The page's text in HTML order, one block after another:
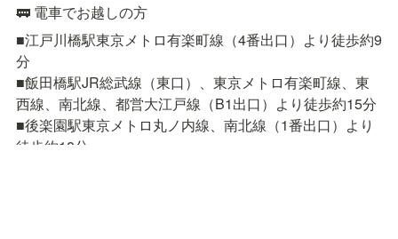
🚃 電車でお越しの方
■江戸川橋駅東京メトロ有楽町線（4番出口）より徒歩約9
分
■飯田橋駅JR総武線（東口）、東京メトロ有楽町線、東
西線、南北線、都営大江戸線（B1出口）より徒歩約15分
■後楽園駅東京メトロ丸ノ内線、南北線（1番出口）より
徒歩約18分